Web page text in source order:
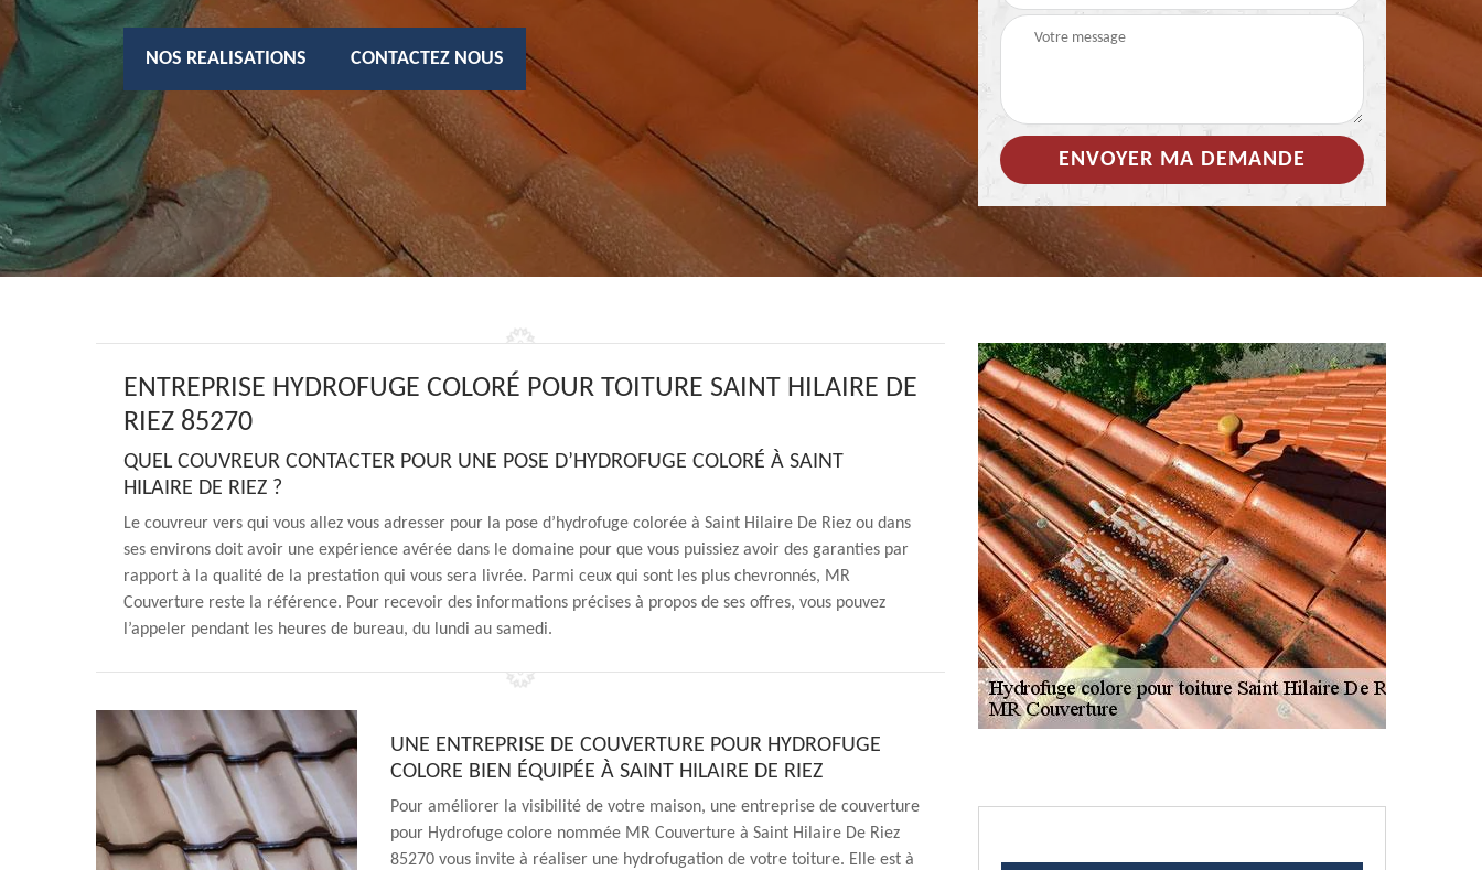
NOS REALISATIONS CONTACTEZ NOUS
ENTREPRISE HYDROFUGE COLORÉ POUR TOITURE SAINT HILAIRE DE
RIEZ 85270
QUEL COUVREUR CONTACTER POUR UNE POSE D’HYDROFUGE COLORÉ À SAINT
HILAIRE DE RIEZ ?
Le couvreur vers qui vous allez vous adresser pour la pose d’hydrofuge colorée à Saint Hilaire De Riez ou dans
ses environs doit avoir une expérience avérée dans le domaine pour que vous puissiez avoir des garanties par
rapport à la qualité de la prestation qui vous sera livrée. Parmi ceux qui sont les plus chevronnés, MR
Couverture reste la référence. Pour recevoir des informations précises à propos de ses offres, vous pouvez
l’appeler pendant les heures de bureau, du lundi au samedi.
UNE ENTREPRISE DE COUVERTURE POUR HYDROFUGE
COLORE BIEN ÉQUIPÉE À SAINT HILAIRE DE RIEZ
Pour améliorer la visibilité de votre maison, une entreprise de couverture
pour Hydrofuge colore nommée MR Couverture à Saint Hilaire De Riez
85270 vous invite à réaliser une hydrofugation de votre toiture. Elle est à